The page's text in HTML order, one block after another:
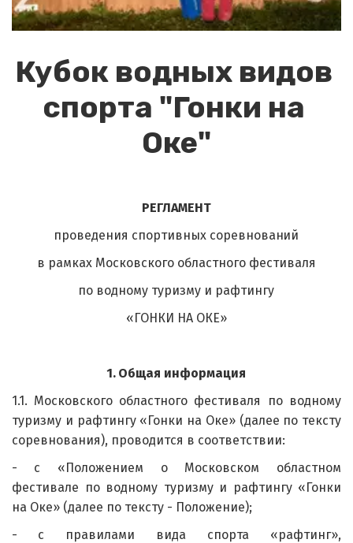
Кубок водных видов
спорта "Гонки на
Оке"
РЕГЛАМЕНТ
проведения спортивных соревнований
в рамках Московского областного фестиваля
по водному туризму и рафтингу
«ГОНКИ НА ОКЕ»
1. Общая информация
1.1. Московского областного фестиваля по водному
туризму и рафтингу «Гонки на Оке» (далее по тексту
соревнования), проводится в соответствии:
- с «Положением о Московском областном
фестивале по водному туризму и рафтингу «Гонки
на Оке» (далее по тексту - Положение);
- с правилами вида спорта «рафтинг»,